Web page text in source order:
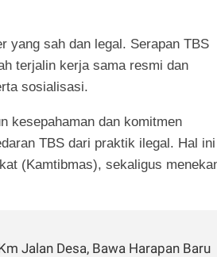
yang sah dan legal. Serapan TBS
terjalin kerja sama resmi dan
sosialisasi.
kesepahaman dan komitmen
TBS dari praktik ilegal. Hal ini
(Kamtibmas), sekaligus
Jalan Desa, Bawa Harapan Baru